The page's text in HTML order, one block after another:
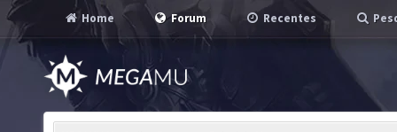
Home Forum Recentes